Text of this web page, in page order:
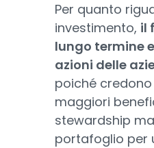
Per quanto
investimento, il
lungo termine
azioni delle
poiché
maggiori
stewardship
portafoglio per